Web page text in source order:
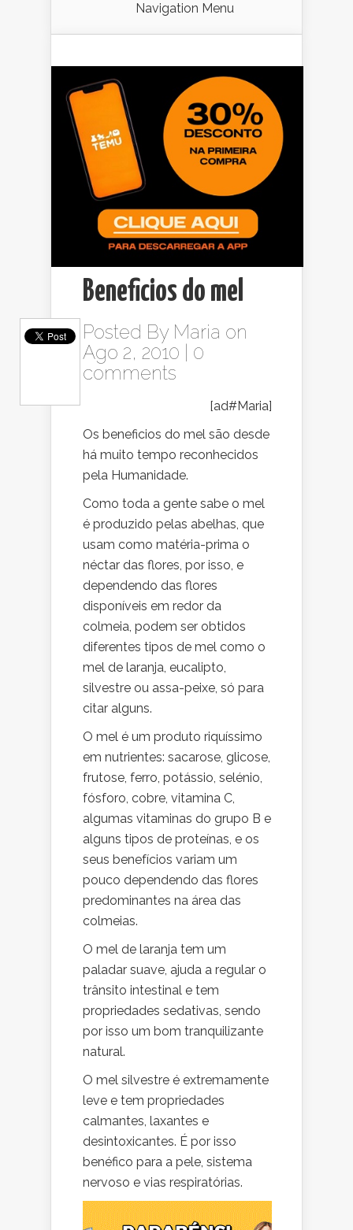
Navigation Menu
Beneficios do mel
Posted By Maria on
Ago 2, 2010 | 0
comments
[ad#Maria]
Os beneficios do mel são desde
há muito tempo reconhecidos
pela Humanidade.
Como toda a gente sabe o mel
é produzido pelas abelhas, que
usam como matéria-prima o
néctar das flores, por isso, e
dependendo das flores
disponíveis em redor da
colmeia, podem ser obtidos
diferentes tipos de mel como o
mel de laranja, eucalipto,
silvestre ou assa-peixe, só para
citar alguns.
O mel é um produto riquíssimo
em nutrientes: sacarose, glicose,
frutose, ferro, potássio, selénio,
fósforo, cobre, vitamina C,
algumas vitaminas do grupo B e
alguns tipos de proteínas, e os
seus benefícios variam um
pouco dependendo das flores
predominantes na área das
colmeias.
O mel de laranja tem um
paladar suave, ajuda a regular o
trânsito intestinal e tem
propriedades sedativas, sendo
por isso um bom tranquilizante
natural.
O mel silvestre é extremamente
leve e tem propriedades
calmantes, laxantes e
desintoxicantes. É por isso
benéfico para a pele, sistema
nervoso e vias respiratórias.